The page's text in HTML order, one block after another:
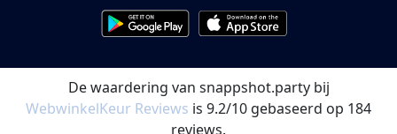
De waardering van snappshot.party bij
WebwinkelKeur Reviews is 9.2/10 gebaseerd op 184
reviews.